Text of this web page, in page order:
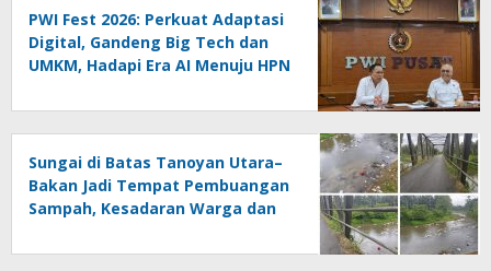
PWI Fest 2026: Perkuat Adaptasi
Digital, Gandeng Big Tech dan
UMKM, Hadapi Era AI Menuju HPN
Sungai di Batas Tanoyan Utara–
Bakan Jadi Tempat Pembuangan
Sampah, Kesadaran Warga dan
Dipertanyakan